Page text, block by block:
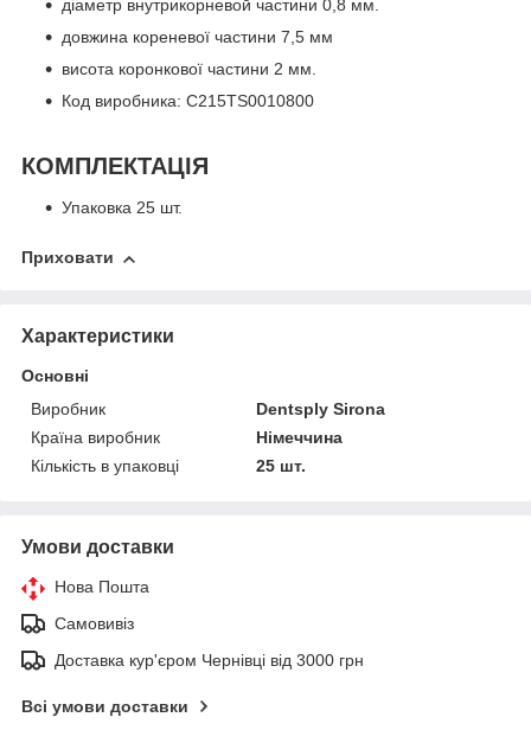
діаметр внутрикорневой частини 0,8 мм.
довжина кореневої частини 7,5 мм
висота коронкової частини 2 мм.
Код виробника: C215TS0010800
КОМПЛЕКТАЦІЯ
Упаковка 25 шт.
Приховати
Характеристики
Основні
Виробник
Dentsply Sirona
Країна виробник
Німеччина
Кількість в упаковці
25 шт.
Умови доставки
Нова Пошта
Самовивіз
Доставка кур'єром Чернівці від 3000 грн
Всі умови доставки